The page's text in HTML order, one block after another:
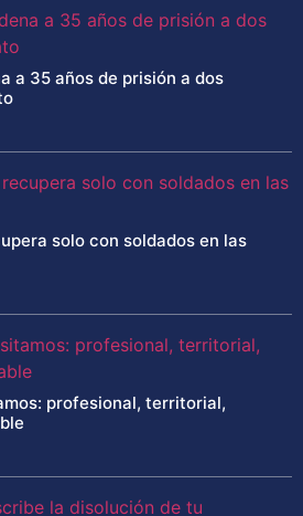
a 35 años de prisión a dos
solo con soldados en las
profesional, territorial,